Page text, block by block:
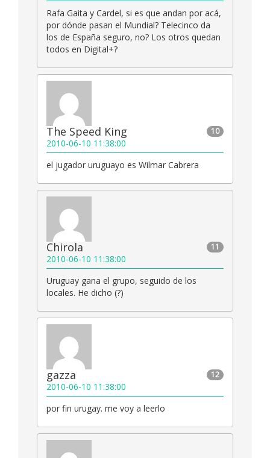
Rafa Gaita y Cardel, si es que andan por acá,
por dónde pasan el Mundial? Telecinco da
los de España seguro, no? Los otros quedan
todos en Digital+?
10
The Speed King
2010-06-10 11:38:00
el jugador uruguayo es Wilmar Cabrera
11
Chirola
2010-06-10 11:38:00
Uruguay gana el grupo, seguido de los
locales. He dicho (?)
12
gazza
2010-06-10 11:38:00
por fin urugay. me voy a leerlo